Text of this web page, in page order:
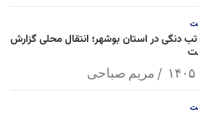
k
l
دنگی در استان بوشهر؛ انتقال محلی گزارش
مریم صباحی